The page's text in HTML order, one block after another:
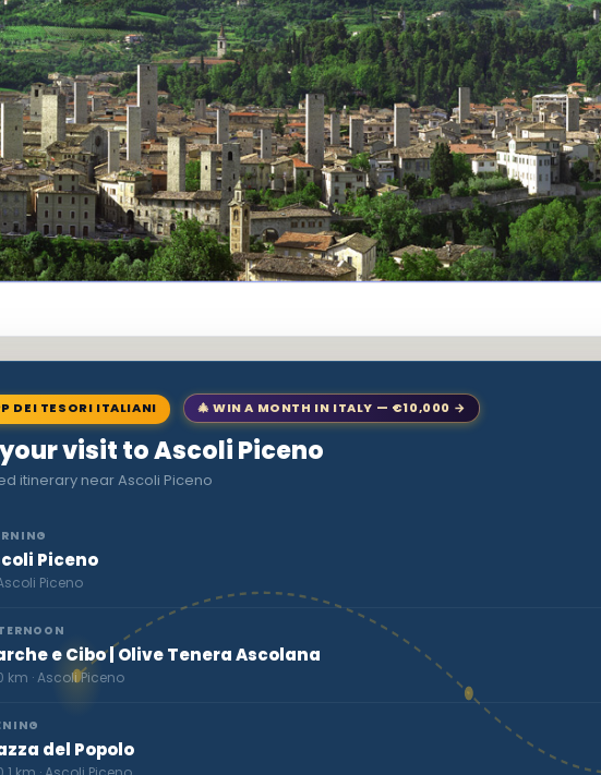
DEI TESORI ITALIANI 🎄 WIN A MONTH IN ITALY — €10,000 →
visit to Ascoli Piceno
itinerary near Ascoli Piceno
Piceno
Piceno
e Cibo | Olive Tenera Ascolana
km · Ascoli Piceno
del Popolo